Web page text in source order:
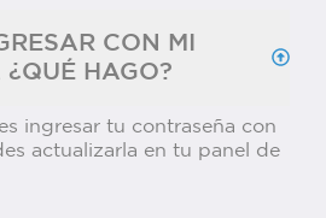
CON MI
HAGO?
ingresar tu contraseña con
actualizarla en tu panel de